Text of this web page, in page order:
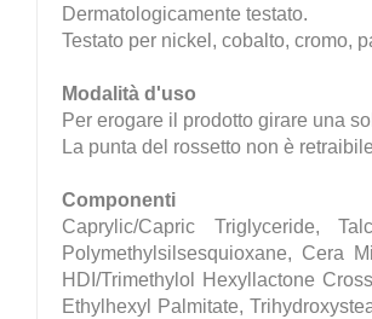
Dermatologicamente testato.
Testato per nickel, cobalto, cromo,
Modalità d'uso
Per erogare il prodotto girare una
La punta del rossetto non è
Componenti
Caprylic/Capric Triglyceride,
Polymethylsilsesquioxane, Cera
HDI/Trimethylol Hexyllactone
Ethylhexyl Palmitate,